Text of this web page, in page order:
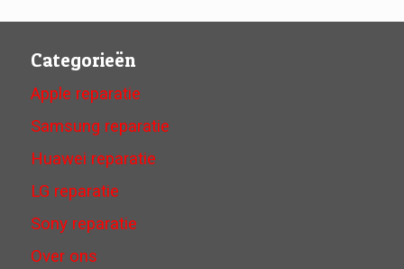
Categorieën
Apple reparatie
Samsung reparatie
Huawei reparatie
LG reparatie
Sony reparatie
Over ons